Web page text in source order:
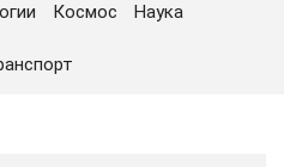
Космос Наука